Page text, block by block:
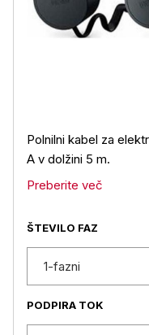
Polnilni kabel za
A v dolžini 5 m.
Preberite več
ŠTEVILO FAZ
1-fazni
PODPIRA TOK